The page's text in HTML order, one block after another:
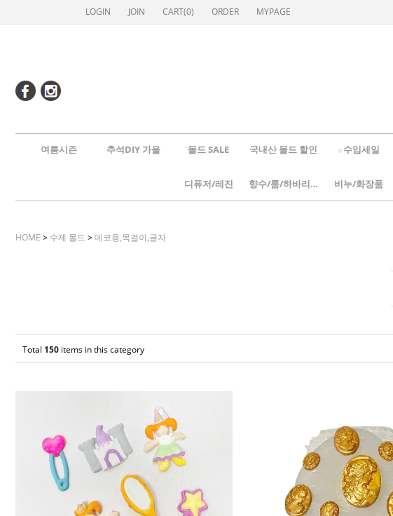
LOGIN JOIN CART(0) ORDER MYPAGE
여름시즌 추석DIY 가을 몰드 SALE 국내산 몰드 할인 ☆수입세일
디퓨저/레진 향수/룸/하바리움 비누/화장품
HOME > 수제 몰드 >데코용,목걸이,글자
Total 150 items in this category